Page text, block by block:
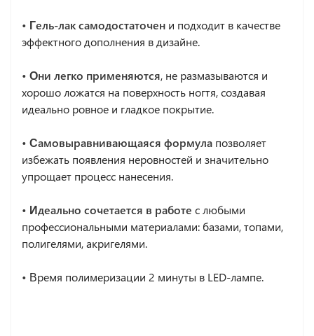
• Гель-лак самодостаточен и подходит в качестве
эффектного дополнения в дизайне.
• Они легко применяются, не размазываются и
хорошо ложатся на поверхность ногтя, создавая
идеально ровное и гладкое покрытие.
• Самовыравнивающаяся формула позволяет
избежать появления неровностей и значительно
упрощает процесс нанесения.
• Идеально сочетается в работе с любыми
профессиональными материалами: базами, топами,
полигелями, акригелями.
• Время полимеризации 2 минуты в LED-лампе.